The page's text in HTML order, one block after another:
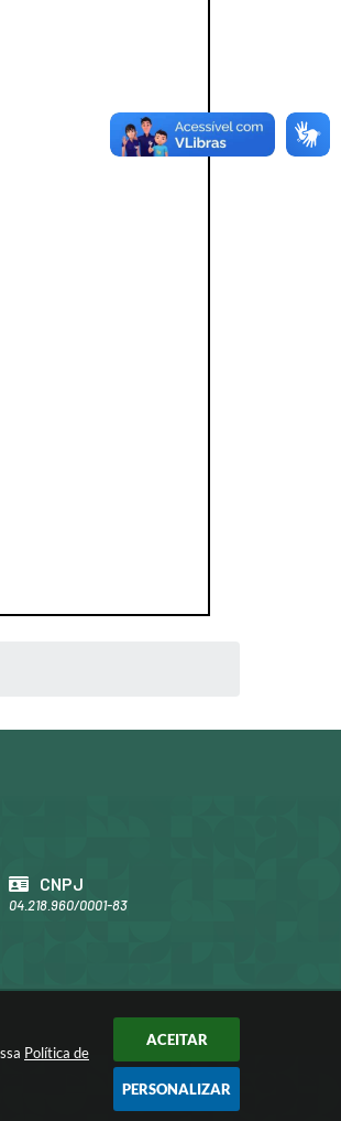
Política de
ACEITAR
PERSONALIZAR
CNPJ
04.218.960/0001-83